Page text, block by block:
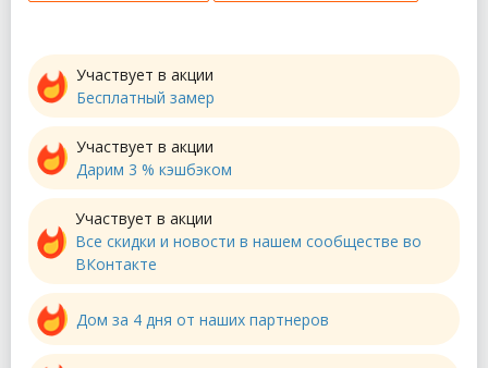
Участвует в акции
Бесплатный замер
Участвует в акции
Дарим 3 % кэшбэком
Участвует в акции
Все скидки и новости в нашем сообществе во
ВКонтакте
Дом за 4 дня от наших партнеров